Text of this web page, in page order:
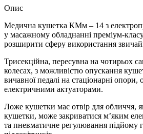
шкіра)
quantity
Опис
Медична кушетка КМм – 14 з
у масажному обладнанні преміум-
розширити сферу використання
Трисекційна, пересувна на чотирьох
колесах, з можливістю опускання
вичавної педалі на стаціонарні
електричними актуаторами.
Ложе кушетки має отвір для обличчя,
кушетки, може закриватися м’яким
та пневматичне регулювання підйому